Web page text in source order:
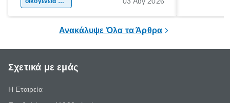
Ανακάλυψε Όλα τα Άρθρα
Σχετικά με εμάς
Η Εταιρεία